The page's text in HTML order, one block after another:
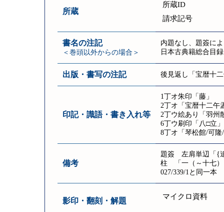
所蔵
所蔵ID
請求記号
書名の注記
＜巻頭以外からの場合＞
内題なし、題簽に
日本古典籍総合目
出版・書写の注記 後見返し「宝暦十
印記・識語・書き入れ等
1丁オ朱印「藤」
2丁オ「宝暦十二午
2丁ウ絵あり「羽州
6丁ウ刷印「八□立」
8丁オ「琴松館/可
備考
題簽 左肩単辺「{
柱 「一（～十七）
027/339/1と同一本
影印・翻刻・解題 マイクロ資料